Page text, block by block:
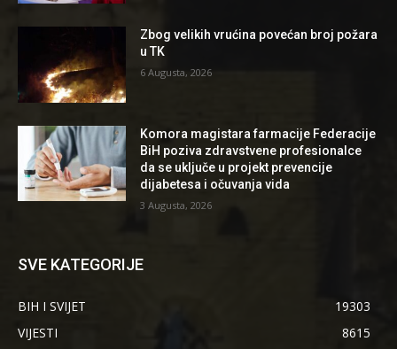
Zbog velikih vrućina povećan broj požara
u TK
6 Augusta, 2026
Komora magistara farmacije Federacije
BiH poziva zdravstvene profesionalce
da se uključe u projekt prevencije
dijabetesa i očuvanja vida
3 Augusta, 2026
SVE KATEGORIJE
BIH I SVIJET
19303
VIJESTI
8615